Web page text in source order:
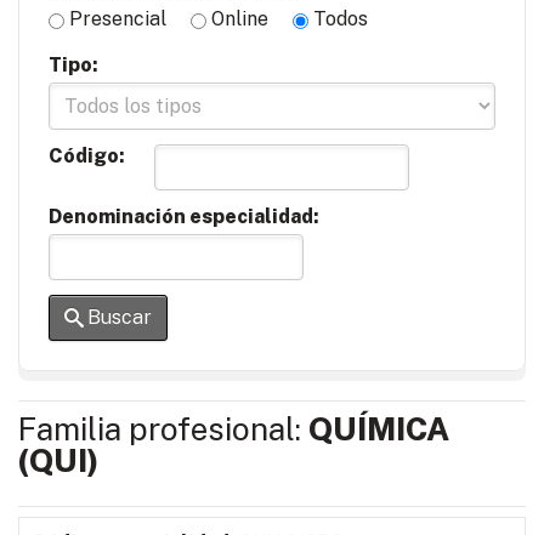
Presencial
Online
Todos
Tipo:
Código:
Denominación especialidad:
Buscar
Familia profesional: QUÍMICA
(QUI)